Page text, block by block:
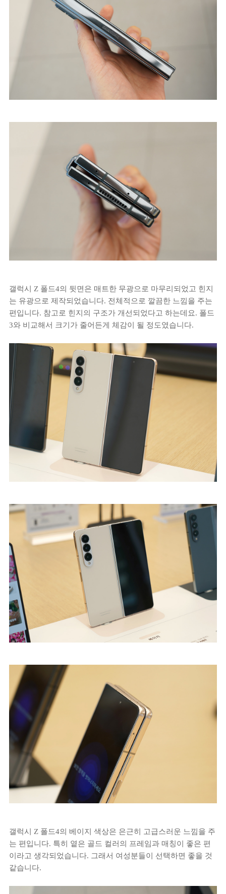
갤럭시 Z 폴드4의 뒷면은 매트한 무광으로 마무리되었고 힌지
는 유광으로 제작되었습니다. 전체적으로 깔끔한 느낌을 주는
편입니다. 참고로 힌지의 구조가 개선되었다고 하는데요. 폴드
3와 비교해서 크기가 줄어든게 체감이 될 정도였습니다.
갤럭시 Z 폴드4의 베이지 색상은 은근히 고급스러운 느낌을 주
는 편입니다. 특히 옅은 골드 컬러의 프레임과 매칭이 좋은 편
이라고 생각되었습니다. 그래서 여성분들이 선택하면 좋을 것
같습니다.